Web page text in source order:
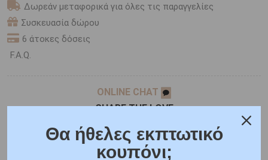
Δωρεάν μεταφορικά για όλες τις παραγγελίες
Συσκευασία δώρου
6 άτοκες δόσεις
F.A.Q.
ONLINE CHAT
SHARE THE LOVE
Θα ήθελες εκπτωτικό
κουπόνι;